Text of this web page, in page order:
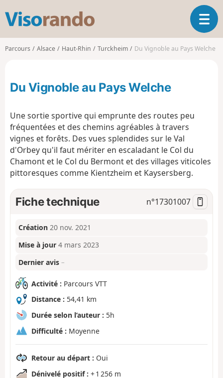
s
o
O
u
v
a
o
Parcours Alsace Haut-Rhin Turckheim Du Vignoble au Pays Welche
Du Vignoble au Pays Welche
Une sortie sportive qui emprunte des routes peu
fréquentées et des chemins agréables à travers
vignes et forêts. Des vues splendides sur le Val
d'Orbey qu'il faut mériter en escaladant le Col du
Chamont et le Col du Bermont et des villages viticoles
pittoresques comme Kientzheim et Kaysersberg.
Fiche technique n°17301007
Création 20 nov. 2021
Mise à jour 4 mars 2023
Dernier avis –
Activité : Parcours VTT
Distance : 54,41 km
Durée selon l’auteur : 5h
Difficulté : Moyenne
Retour au départ : Oui
Dénivelé positif : + 1 256 m